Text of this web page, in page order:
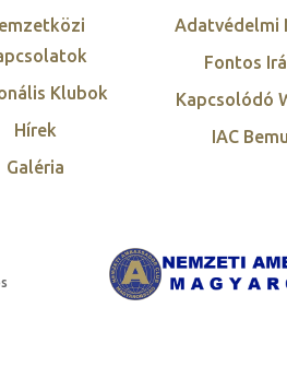
Klubok
Hírek
Galéria
Adatvédelmi
Fontos
Kapcsolódó
IAC